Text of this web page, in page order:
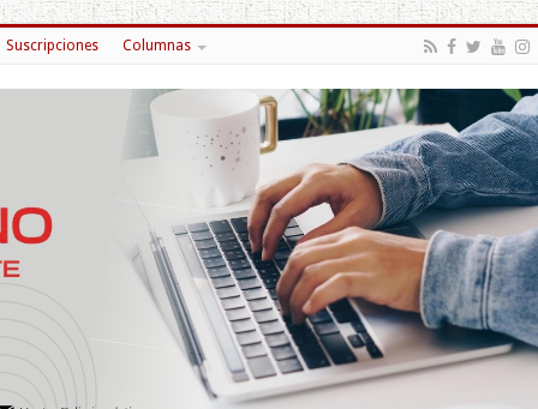
Suscripciones Columnas